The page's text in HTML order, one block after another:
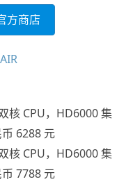
方商店
核 CPU，HD6000 集
6288 元
核 CPU，HD6000 集
7788 元